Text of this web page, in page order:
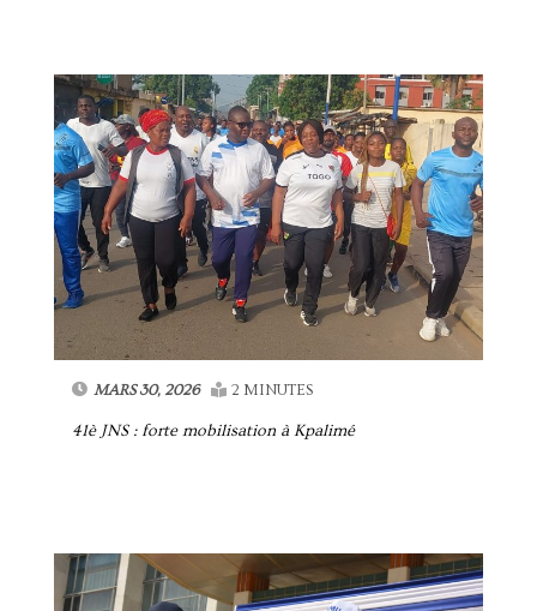
MARS 30, 2026 2 MINUTES
41è JNS : forte mobilisation à Kpalimé